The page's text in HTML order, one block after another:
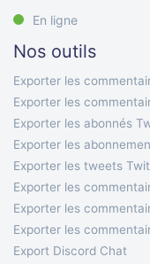
En ligne
Nos outils
Exporter les
Exporter les
Exporter les abonnés
Exporter les
Exporter les tweets
Exporter les
Exporter les
Exporter les
Export Discord Chat